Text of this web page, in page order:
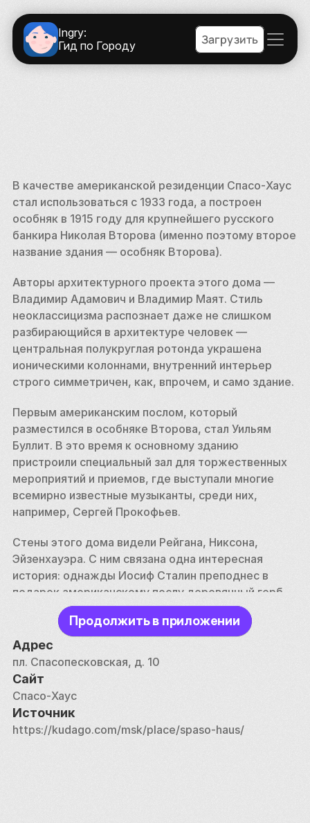
Ingry:
Гид по Городу
Загрузить
В качестве американской резиденции Спасо-Хаус
стал использоваться с 1933 года, а построен
особняк в 1915 году для крупнейшего русского
банкира Николая Второва (именно поэтому второе
название здания — особняк Второва).
Авторы архитектурного проекта этого дома —
Владимир Адамович и Владимир Маят. Стиль
неоклассицизма распознает даже не слишком
разбирающийся в архитектуре человек —
центральная полукруглая ротонда украшена
ионическими колоннами, внутренний интерьер
строго симметричен, как, впрочем, и само здание.
Первым американским послом, который
разместился в особняке Второва, стал Уильям
Буллит. В это время к основному зданию
пристроили специальный зал для торжественных
мероприятий и приемов, где выступали многие
всемирно известные музыканты, среди них,
например, Сергей Прокофьев.
Стены этого дома видели Рейгана, Никсона,
Эйзенхауэра. С ним связана одна интересная
история: однажды Иосиф Сталин преподнес в
подарок американскому послу деревянный герб,
который украшал кабинет посла шесть лет, с 1946
по 1952 год. Ходят упорные слухи, что в этом
подарке было спрятано прослушивающее
устройство.
Продолжить в приложении
Адрес
пл. Спасопесковская, д. 10
Сайт
Спасо-Хаус
Источник
https://kudago.com/msk/place/spaso-haus/